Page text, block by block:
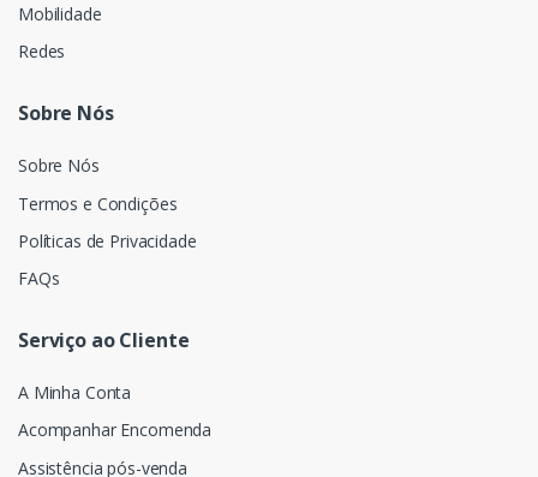
Mobilidade
Redes
Sobre Nós
Sobre Nós
Termos e Condições
Políticas de Privacidade
FAQs
Serviço ao Cliente
A Minha Conta
Acompanhar Encomenda
Assistência pós-venda